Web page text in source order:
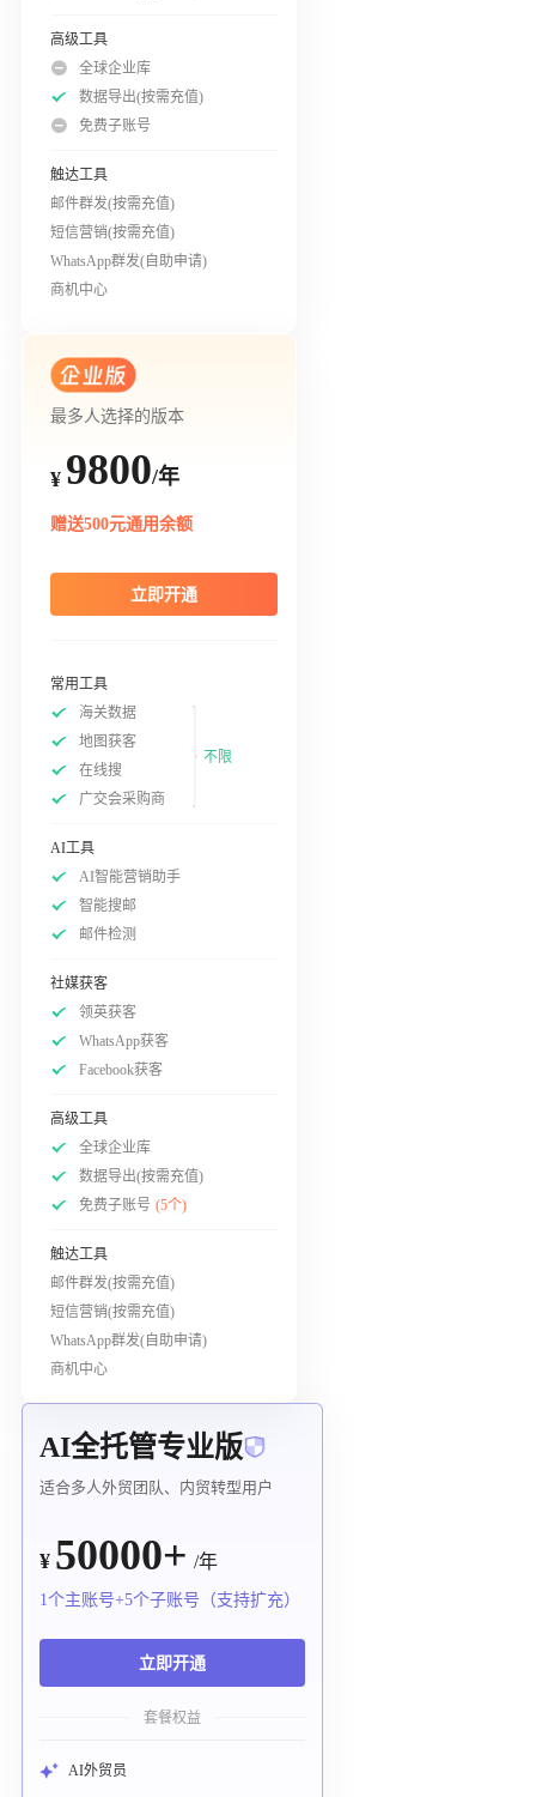
高级工具
全球企业库
数据导出(按需充值)
免费子账号
触达工具
邮件群发(按需充值)
短信营销(按需充值)
WhatsApp群发(自助申请)
商机中心
最多人选择的版本
¥ 9800/年
赠送500元通用余额
立即开通
常用工具
海关数据
地图获客
在线搜
广交会采购商
不限
AI工具
AI智能营销助手
智能搜邮
邮件检测
社媒获客
领英获客
WhatsApp获客
Facebook获客
高级工具
全球企业库
数据导出(按需充值)
免费子账号 (5个)
触达工具
邮件群发(按需充值)
短信营销(按需充值)
WhatsApp群发(自助申请)
商机中心
AI全托管专业版
适合多人外贸团队、内贸转型用户
¥ 50000+ /年
1个主账号+5个子账号（支持扩充）
立即开通
套餐权益
AI外贸员